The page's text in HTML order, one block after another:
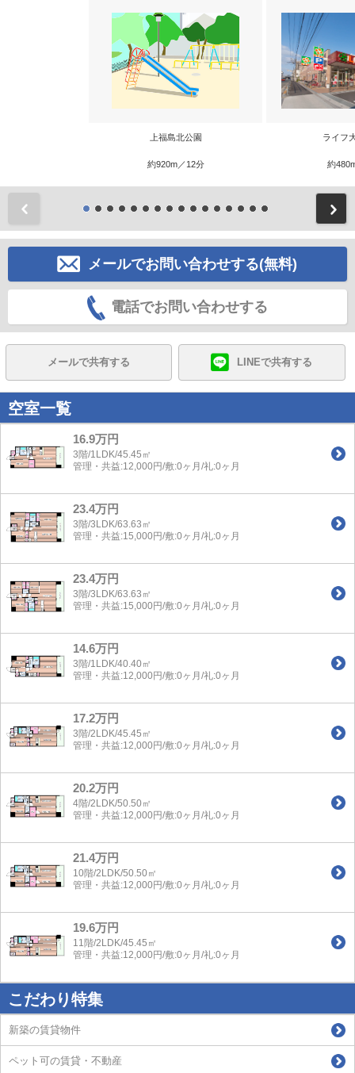
上福島北公園
約920m／12分
ライフ
約
メールでお問い合わせする(無料)
電話でお問い合わせする
メールで共有する LINEで共有する
空室一覧
16.9万円
3階/1LDK/45.45㎡
管理・共益:12,000円/敷:0ヶ月/礼:0ヶ月
23.4万円
3階/3LDK/63.63㎡
管理・共益:15,000円/敷:0ヶ月/礼:0ヶ月
23.4万円
3階/3LDK/63.63㎡
管理・共益:15,000円/敷:0ヶ月/礼:0ヶ月
14.6万円
3階/1LDK/40.40㎡
管理・共益:12,000円/敷:0ヶ月/礼:0ヶ月
17.2万円
3階/2LDK/45.45㎡
管理・共益:12,000円/敷:0ヶ月/礼:0ヶ月
20.2万円
4階/2LDK/50.50㎡
管理・共益:12,000円/敷:0ヶ月/礼:0ヶ月
21.4万円
10階/2LDK/50.50㎡
管理・共益:12,000円/敷:0ヶ月/礼:0ヶ月
19.6万円
11階/2LDK/45.45㎡
管理・共益:12,000円/敷:0ヶ月/礼:0ヶ月
こだわり特集
新築の賃貸物件
ペット可の賃貸・不動産